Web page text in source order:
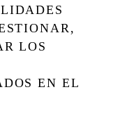
LOS
EN EL